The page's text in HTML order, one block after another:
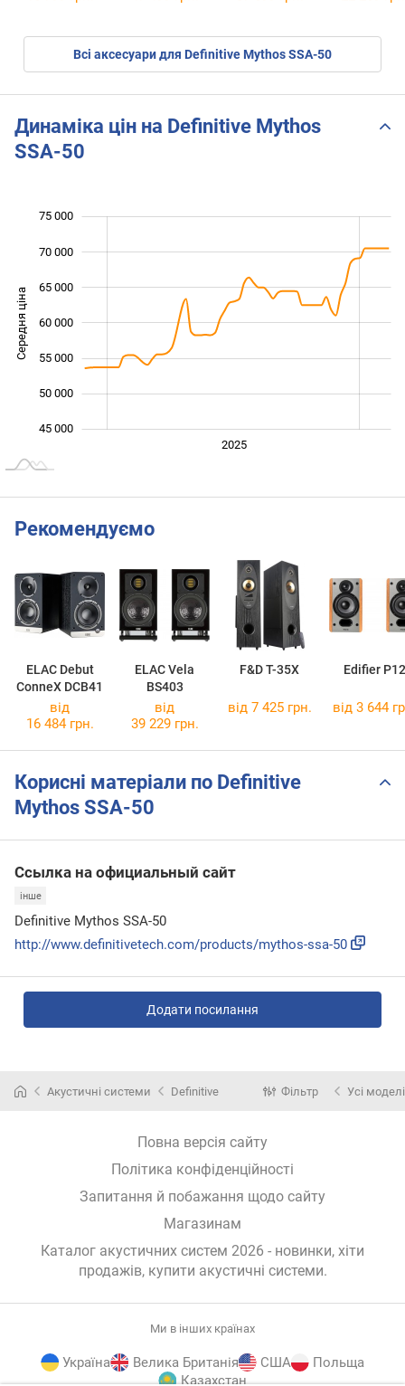
Всі аксесуари для Definitive Mythos SSA-50
Динаміка цін на Definitive Mythos
SSA-50
Середня ціна 45 000
45 000
50 000
55 000
60 000
65 000
70 000
75 000
2025
Рекомендуємо
ELAC Debut
ConneX DCB41
ELAC Vela
BS403
F&D T-35X Edifier P12
від
16 484 грн.
від
39 229 грн.
від 7 425 грн. від 3 644
Корисні матеріали по Definitive
Mythos SSA-50
Ссылка на официальный сайт
інше
Definitive Mythos SSA-50
http://www.definitivetech.com/products/mythos-ssa-50
Додати посилання
Акустичні системи Definitive Фільтр Усі моделі
Повна версія сайту
Політика конфіденційності
Запитання й побажання щодо сайту
Магазинам
Каталог акустичних систем 2026 - новинки, хіти
продажів, купити акустичні системи.
Ми в інших країнах
Україна Велика Британія США
Польща
Казахстан